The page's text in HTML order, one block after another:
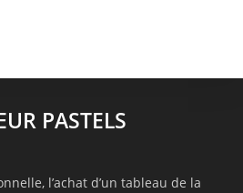
PASTELS
l’achat d’un tableau de la